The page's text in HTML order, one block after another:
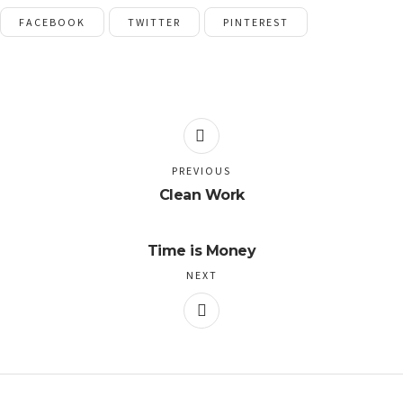
FACEBOOK TWITTER PINTEREST
Clean Work
PREVIOUS
Time is Money
NEXT